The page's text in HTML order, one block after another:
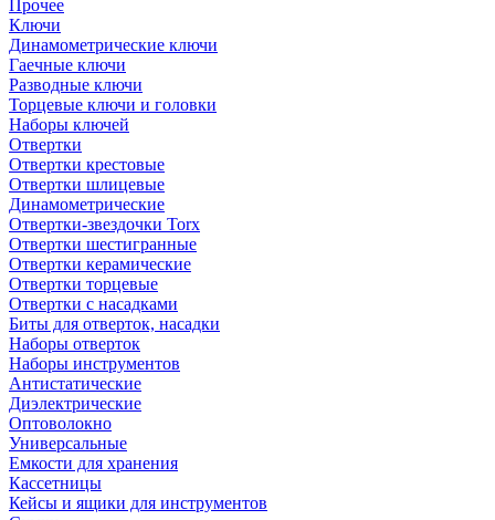
Прочее
Ключи
Динамометрические ключи
Гаечные ключи
Разводные ключи
Торцевые ключи и головки
Наборы ключей
Отвертки
Отвертки крестовые
Отвертки шлицевые
Динамометрические
Отвертки-звездочки Torx
Отвертки шестигранные
Отвертки керамические
Отвертки торцевые
Отвертки с насадками
Биты для отверток, насадки
Наборы отверток
Наборы инструментов
Антистатические
Диэлектрические
Оптоволокно
Универсальные
Емкости для хранения
Кассетницы
Кейсы и ящики для инструментов